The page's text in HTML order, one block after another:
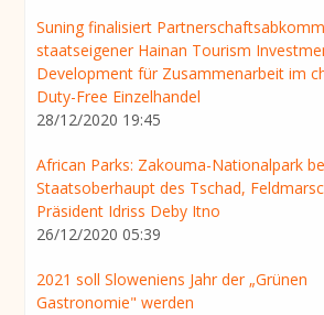
Suning finalisiert
staatseigener Hainan Tourism
Development für Zusammenarbeit im
Duty-Free Einzelhandel
28/12/2020 19:45
African Parks: Zakouma-Nationalpark
Staatsoberhaupt des Tschad,
Präsident Idriss Deby Itno
26/12/2020 05:39
2021 soll Sloweniens Jahr der „Grünen
Gastronomie" werden